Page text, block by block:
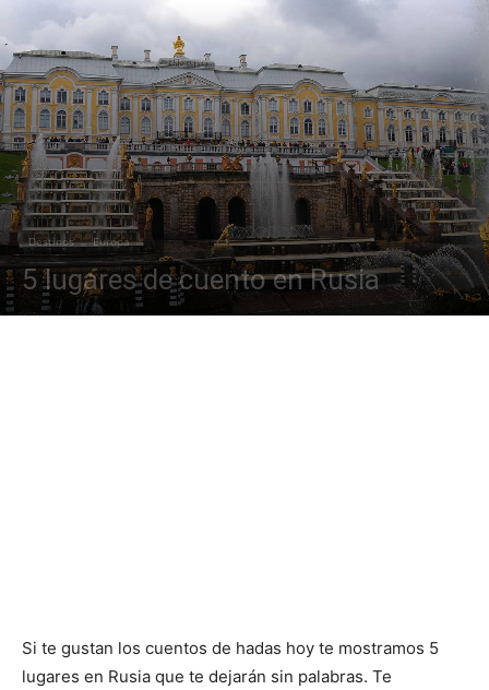
Destinos Europa
5 lugares de cuento en Rusia
Si te gustan los cuentos de hadas hoy te mostramos 5
lugares en Rusia que te dejarán sin palabras. Te